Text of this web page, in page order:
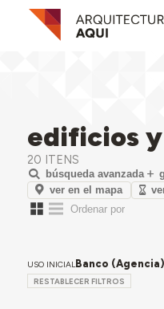
edificios
20 ITENS
búsqueda avanzada
ver en el mapa
USO INICIALBanco (Agencia)
RESTABLECER FILTROS